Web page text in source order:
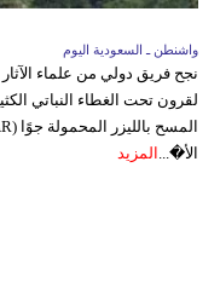
واشنطن ـ السعودية اليوم
نجح فريق دولي من علماء
لقرون تحت الغطاء النباتي
الأ�... المزيد